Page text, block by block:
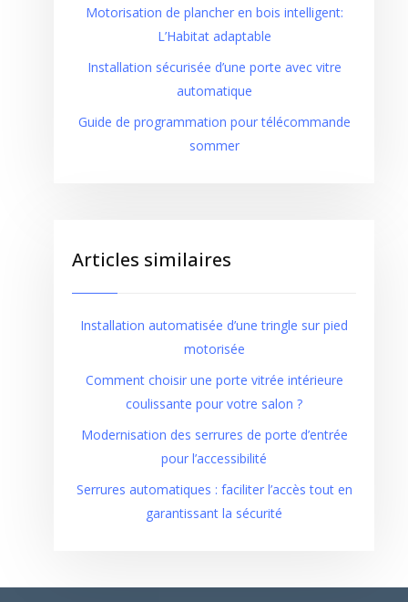
Motorisation de plancher en bois intelligent:
L’Habitat adaptable
Installation sécurisée d’une porte avec vitre
automatique
Guide de programmation pour télécommande
sommer
Articles similaires
Installation automatisée d’une tringle sur pied
motorisée
Comment choisir une porte vitrée intérieure
coulissante pour votre salon ?
Modernisation des serrures de porte d’entrée
pour l’accessibilité
Serrures automatiques : faciliter l’accès tout en
garantissant la sécurité